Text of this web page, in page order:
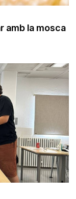
amb la mosca